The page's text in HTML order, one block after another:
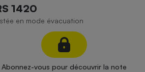
1420
en mode évacuation
Abonnez-vous pour découvrir la note